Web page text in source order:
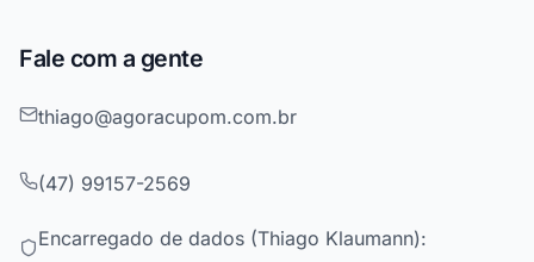
Fale com a gente
thiago@agoracupom.com.br
(47) 99157-2569
Encarregado de dados (Thiago Klaumann):